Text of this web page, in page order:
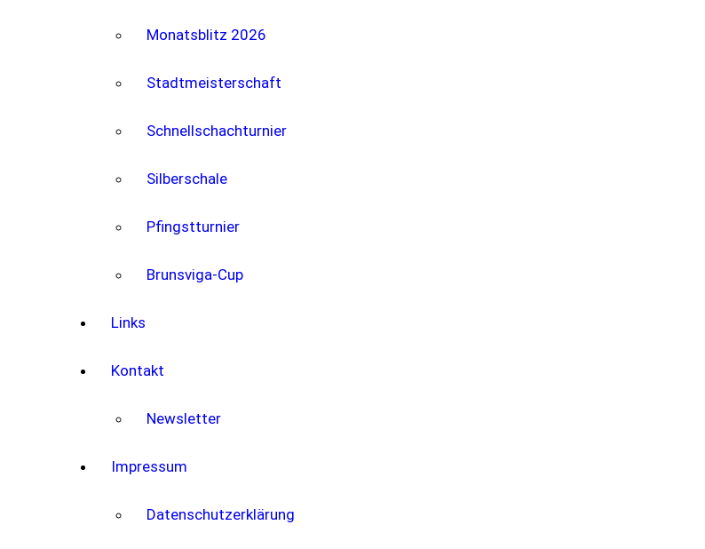
Monatsblitz 2026
Stadtmeisterschaft
Schnellschachturnier
Silberschale
Pfingstturnier
Brunsviga-Cup
Links
Kontakt
Newsletter
Impressum
Datenschutzerklärung